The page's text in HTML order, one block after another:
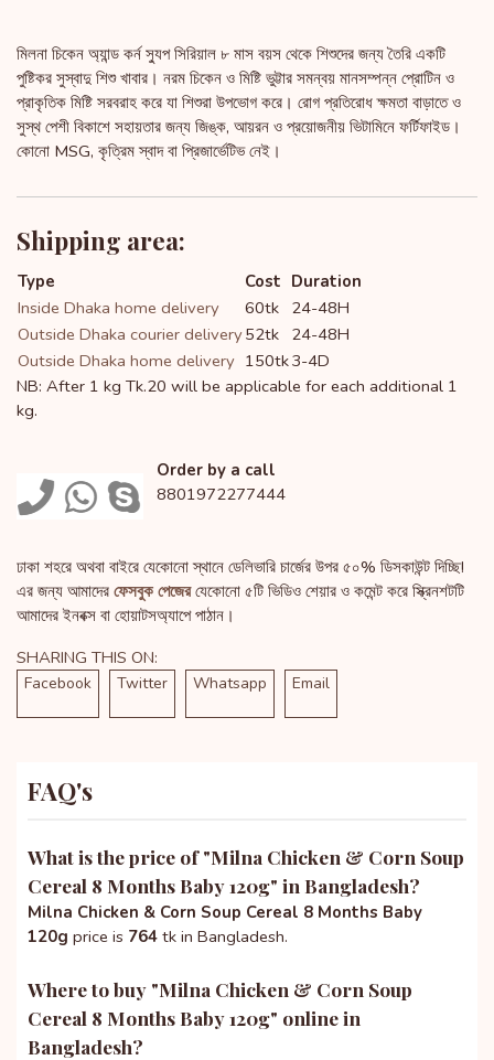
মিলনা চিকেন অ্যান্ড কর্ন স্যুপ সিরিয়াল ৮ মাস বয়স থেকে শিশুদের জন্য তৈরি একটি
পুষ্টিকর সুস্বাদু শিশু খাবার। নরম চিকেন ও মিষ্টি ভুট্টার সমন্বয় মানসম্পন্ন প্রোটিন ও
প্রাকৃতিক মিষ্টি সরবরাহ করে যা শিশুরা উপভোগ করে। রোগ প্রতিরোধ ক্ষমতা বাড়াতে ও
সুস্থ পেশী বিকাশে সহায়তার জন্য জিঙ্ক, আয়রন ও প্রয়োজনীয় ভিটামিনে ফর্টিফাইড।
কোনো MSG, কৃত্রিম স্বাদ বা প্রিজার্ভেটিভ নেই।
Shipping area:
Type Cost Duration
Inside Dhaka home delivery
60tk 24-48H
Outside Dhaka courier delivery52tk 24-48H
Outside Dhaka home delivery 150tk3-4D
NB: After 1 kg Tk.20 will be applicable for each additional 1
kg.
Order by a call
8801972277444
ঢাকা শহরে অথবা বাইরে যেকোনো স্থানে ডেলিভারি চার্জের উপর ৫০% ডিসকাউন্ট দিচ্ছি!
এর জন্য আমাদের ফেসবুক পেজেরযেকোনো ৫টি ভিডিও শেয়ার ও কমেন্ট করে স্ক্রিনশটটি
আমাদের ইনবক্স বা হোয়াটসঅ্যাপে পাঠান।
SHARING THIS ON:
Facebook Twitter Whatsapp Email
FAQ's
What is the price of "Milna Chicken & Corn Soup
Cereal 8 Months Baby 120g" in Bangladesh?
Milna Chicken & Corn Soup Cereal 8 Months Baby
120g price is 764 tk in Bangladesh.
Where to buy "Milna Chicken & Corn Soup
Cereal 8 Months Baby 120g" online in
Bangladesh?